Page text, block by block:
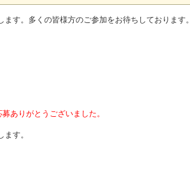
す。多くの皆様方のご参加をお待ちしております。
ありがとうございました。
す。